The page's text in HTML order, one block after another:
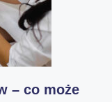
– co może